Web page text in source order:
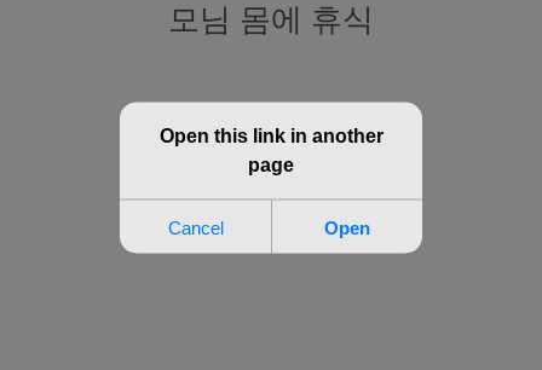
모님 몸에 휴식